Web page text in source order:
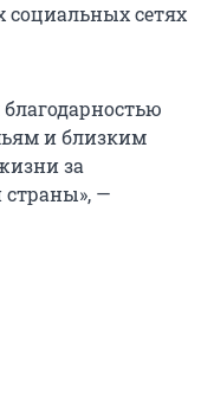
социальных сетях
и близким
за
страны», —